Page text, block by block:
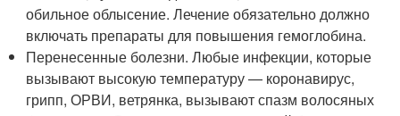
обильное облысение. Лечение обязательно должно
включать препараты для повышения гемоглобина.
Перенесенные болезни. Любые инфекции, которые
вызывают высокую температуру — коронавирус,
грипп, ОРВИ, ветрянка, вызывают спазм волосяных